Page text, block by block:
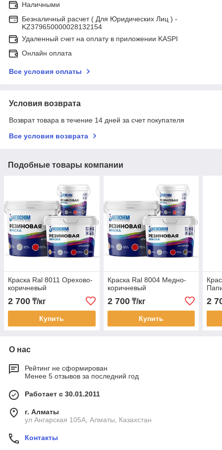
Наличными
Безналичный расчет ( Для Юридических Лиц ) -
KZ379650000028132154
Удаленный счет на оплату в приложении KASPI
Онлайн оплата
Все условия оплаты
Условия возврата
Возврат товара в течение 14 дней за счет покупателя
Все условия возврата
Подобные товары компании
Краска Ral 8011 Орехово-
коричневый
2 700 ₸/кг
Купить
Краска Ral 8004 Медно-
коричневый
2 700₸/кг
Купить
2
О нас
Рейтинг не сформирован
Менее 5 отзывов за последний год
Работает с 30.01.2011
г. Алматы
ул Ангарская 105А, Алматы, Казахстан
Контакты